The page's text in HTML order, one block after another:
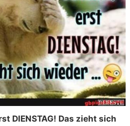
DIENSTAG! Das zieht sich